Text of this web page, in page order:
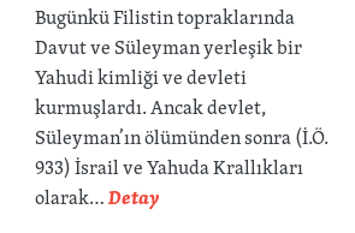
Bugünkü Filistin topraklarında
Davut ve Süleyman yerleşik bir
Yahudi kimliği ve devleti
kurmuşlardı. Ancak devlet,
Süleyman’ın ölümünden sonra (İ.Ö.
933) İsrail ve Yahuda Krallıkları
olarak…Detay